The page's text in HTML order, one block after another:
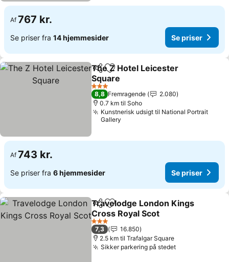
Af 767 kr.
Se priser fra 14 hjemmesider Se priser
Del Føj til favoritter
The Z Hotel Leicester
Square
3 Stjerner
8,8 Fremragende
2.080
0.7 km til Soho
Kunstnerisk udsigt til National Portrait
Gallery
Af 743 kr.
Se priser fra 6 hjemmesider Se priser
Del Føj til favoritter
Travelodge London Kings
Cross Royal Scot
3 Stjerner
7,3
16.850
2.5 km til Trafalgar Square
Sikker parkering på stedet